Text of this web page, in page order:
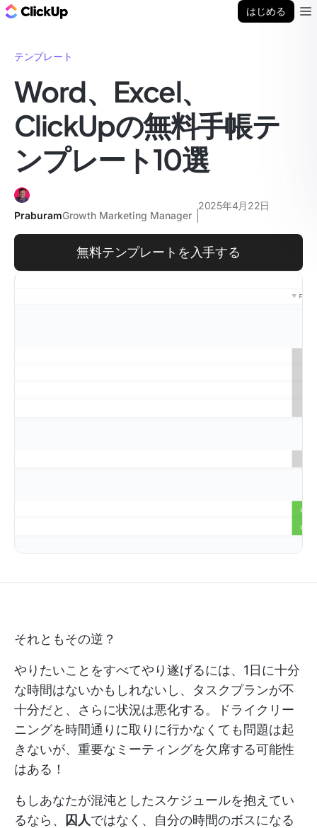
はじめる
テンプレート
Word、Excel、
ClickUpの無料手帳テ
ンプレート10選
PraburamGrowth Marketing Manager
2025年4月22日
無料テンプレートを入手する
それともその逆？
やりたいことをすべてやり遂げるには、1日に十分
な時間はないかもしれないし、タスクプランが不
十分だと、さらに状況は悪化する。ドライクリー
ニングを時間通りに取りに行かなくても問題は起
きないが、重要なミーティングを欠席する可能性
はある！
もしあなたが混沌としたスケジュールを抱えてい
るなら、
囚人ではなく、自分の時間のボスになる